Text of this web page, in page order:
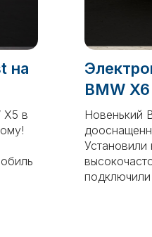
на
X5 в
BMW
Новенький
Установили